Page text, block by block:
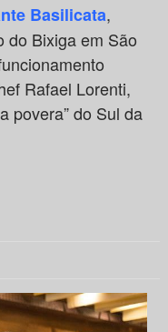
Basilicata,
do Bixiga em São
Rafael Lorenti,
povera” do Sul da